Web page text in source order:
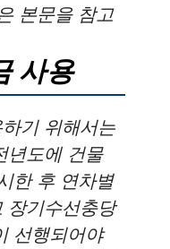
본문을 참고
사용
기 위해서는
년도에 건물
한 후 연차별
장기수선충당
선행되어야